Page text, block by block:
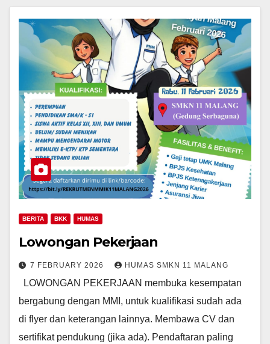
BERITA BKK HUMAS
Lowongan Pekerjaan
7 FEBRUARY 2026 HUMAS SMKN 11 MALANG
LOWONGAN PEKERJAAN membuka kesempatan
bergabung dengan MMI, untuk kualifikasi sudah ada
di flyer dan keterangan lainnya. Membawa CV dan
sertifikat pendukung (jika ada). Pendaftaran paling